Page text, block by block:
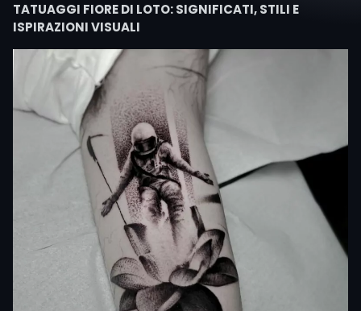
TATUAGGI FIORE DI LOTO: SIGNIFICATI, STILI E
ISPIRAZIONI VISUALI